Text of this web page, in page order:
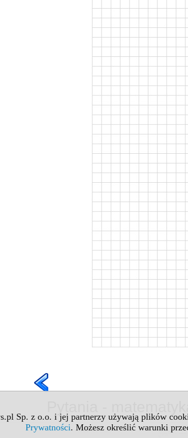
Sp. z o.o. i jej partnerzy używają plików
Prywatności. Możesz określić warunki